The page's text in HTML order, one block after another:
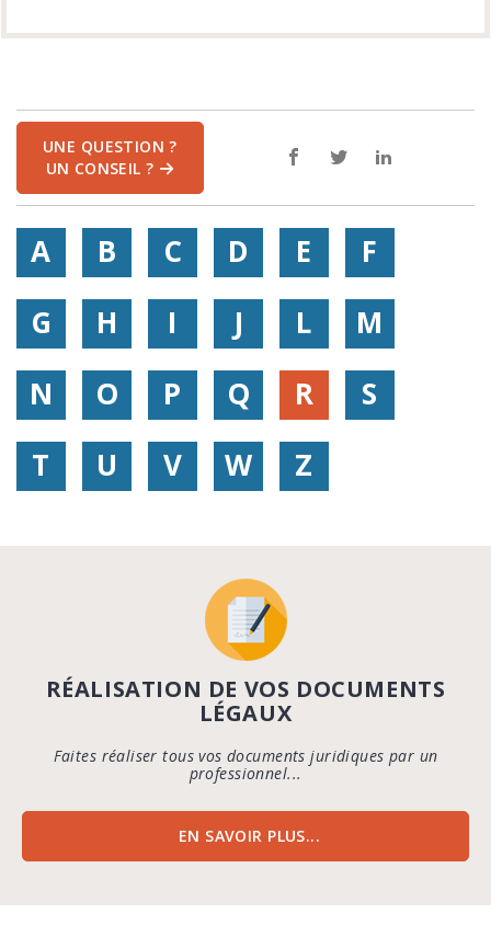
UNE QUESTION ?
UN CONSEIL ?
A B C D E
F
G
H I J L
M
N
O P Q R
S
T
U V W Z
RÉALISATION DE VOS DOCUMENTS
LÉGAUX
Faites réaliser tous vos documents juridiques par un
professionnel...
EN SAVOIR PLUS...